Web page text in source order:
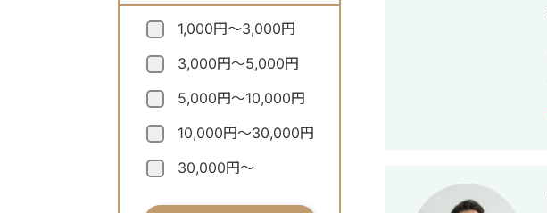
1,000円～3,000円
3,000円～5,000円
5,000円～10,000円
10,000円～30,000円
30,000円～